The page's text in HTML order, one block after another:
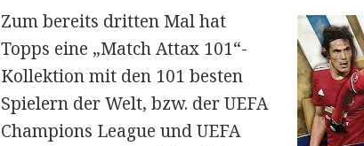
Zum bereits dritten Mal hat
Topps eine „Match Attax 101“-
Kollektion mit den 101 besten
Spielern der Welt, bzw. der UEFA
Champions League und UEFA